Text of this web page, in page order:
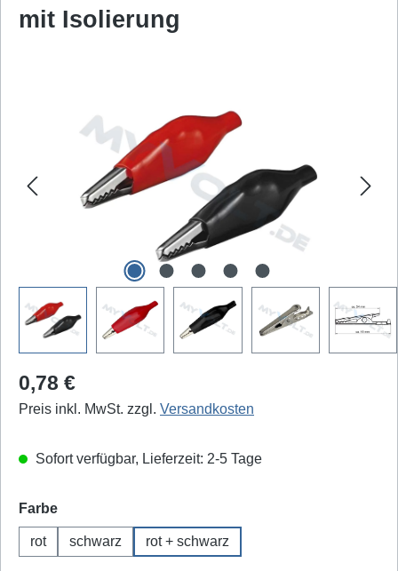
mit Isolierung
Regulärer Preis:
0,78 €
Preis inkl. MwSt. zzgl. Versandkosten
Sofort verfügbar, Lieferzeit: 2-5 Tage
Farbeauswählen
rot schwarz rot + schwarz